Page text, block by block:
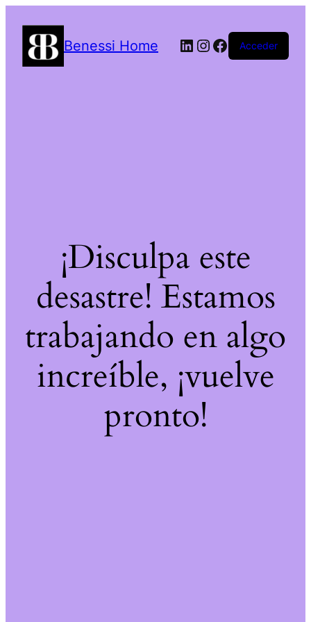
Benessi Home LinkedIn
Instagram
Facebook
Acceder
¡Disculpa este
desastre! Estamos
trabajando en algo
increíble, ¡vuelve
pronto!